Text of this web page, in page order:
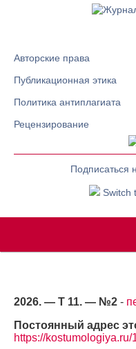
Авторские права
Публикационная этика
Политика антиплагиата
Рецензирование
Подписаться
Switch
2026. — Т 11. — №2 -
Постоянный адрес
https://kostumologiya.ru/